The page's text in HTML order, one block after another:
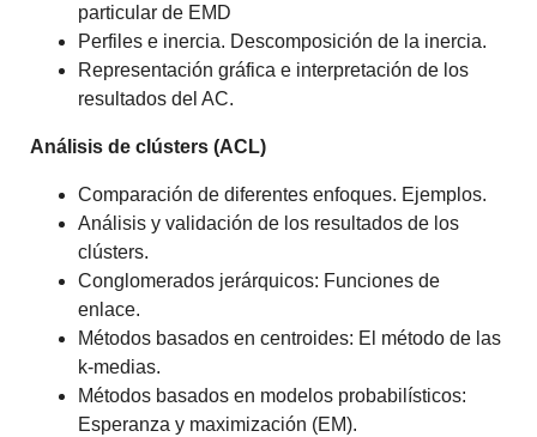
particular de EMD
Perfiles e inercia. Descomposición de la inercia.
Representación gráfica e interpretación de los
resultados del AC.
Análisis de clústers (ACL)
Comparación de diferentes enfoques. Ejemplos.
Análisis y validación de los resultados de los
clústers.
Conglomerados jerárquicos: Funciones de
enlace.
Métodos basados en centroides: El método de las
k-medias.
Métodos basados en modelos probabilísticos:
Esperanza y maximización (EM).